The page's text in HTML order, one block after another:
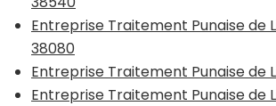
Entreprise Traitement Punaise de
38080
Entreprise Traitement Punaise de
Entreprise Traitement Punaise de